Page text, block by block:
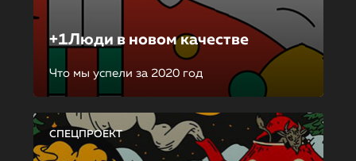
+1Люди в новом качестве
Что мы успели за 2020 год
СПЕЦПРОЕКТ